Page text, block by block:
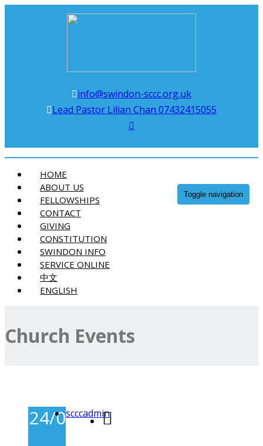
Swindon Chinese Christian Church
info@swindon-sccc.org.uk
Lead Pastor Lilian Chan 07432415055
Toggle navigation
HOME
ABOUT US
FELLOWSHIPS
CONTACT
GIVING
CONSTITUTION
SWINDON INFO
SERVICE ONLINE
中文
ENGLISH
Church Events
24/05/2026
scccadmin